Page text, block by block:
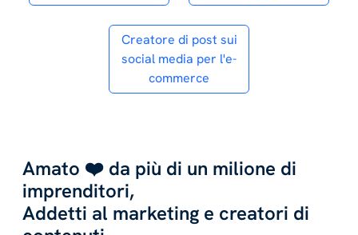
Creatore di post sui
social media per l'e-
commerce
Amato ❤️ da più di un milione di
imprenditori,
Addetti al marketing e creatori di